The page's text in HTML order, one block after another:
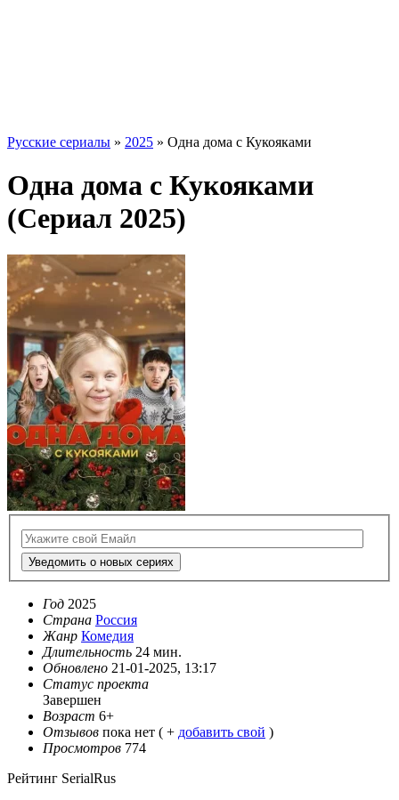
Русские сериалы » 2025 » Одна дома с Кукояками
Одна дома с Кукояками
(Сериал 2025)
Уведомить о новых сериях
Год 2025
Страна Россия
Жанр Комедия
Длительность 24 мин.
Обновлено 21-01-2025, 13:17
Статус проекта
Завершен
Возраст 6+
Отзывов пока нет ( + добавить свой )
Просмотров 774
Рейтинг SerialRus